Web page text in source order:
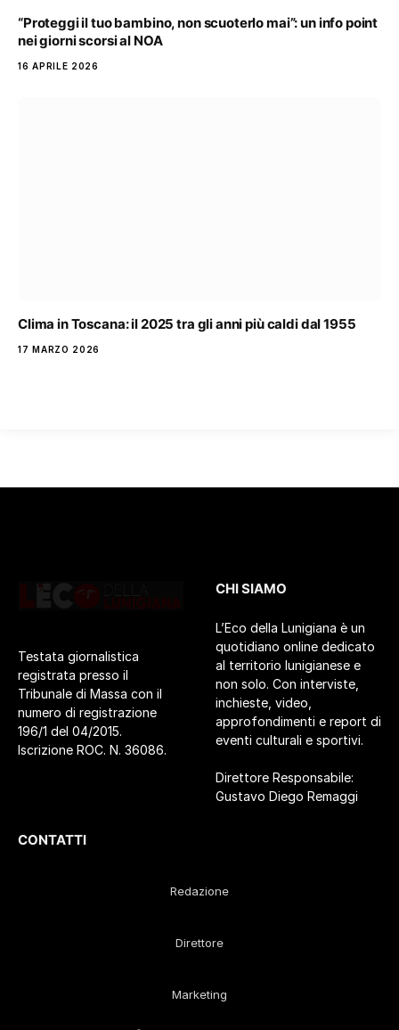
“Proteggi il tuo bambino, non scuoterlo mai”: un info point
nei giorni scorsi al NOA
16 APRILE 2026
Clima in Toscana: il 2025 tra gli anni più caldi dal 1955
17 MARZO 2026
Testata giornalistica
registrata presso il
Tribunale di Massa con il
numero di registrazione
196/1 del 04/2015.
Iscrizione ROC. N. 36086.
CHI SIAMO
L’Eco della Lunigiana è un
quotidiano online dedicato
al territorio lunigianese e
non solo. Con interviste,
inchieste, video,
approfondimenti e report di
eventi culturali e sportivi.
Direttore Responsabile:
Gustavo Diego Remaggi
CONTATTI
Redazione
Direttore
Marketing